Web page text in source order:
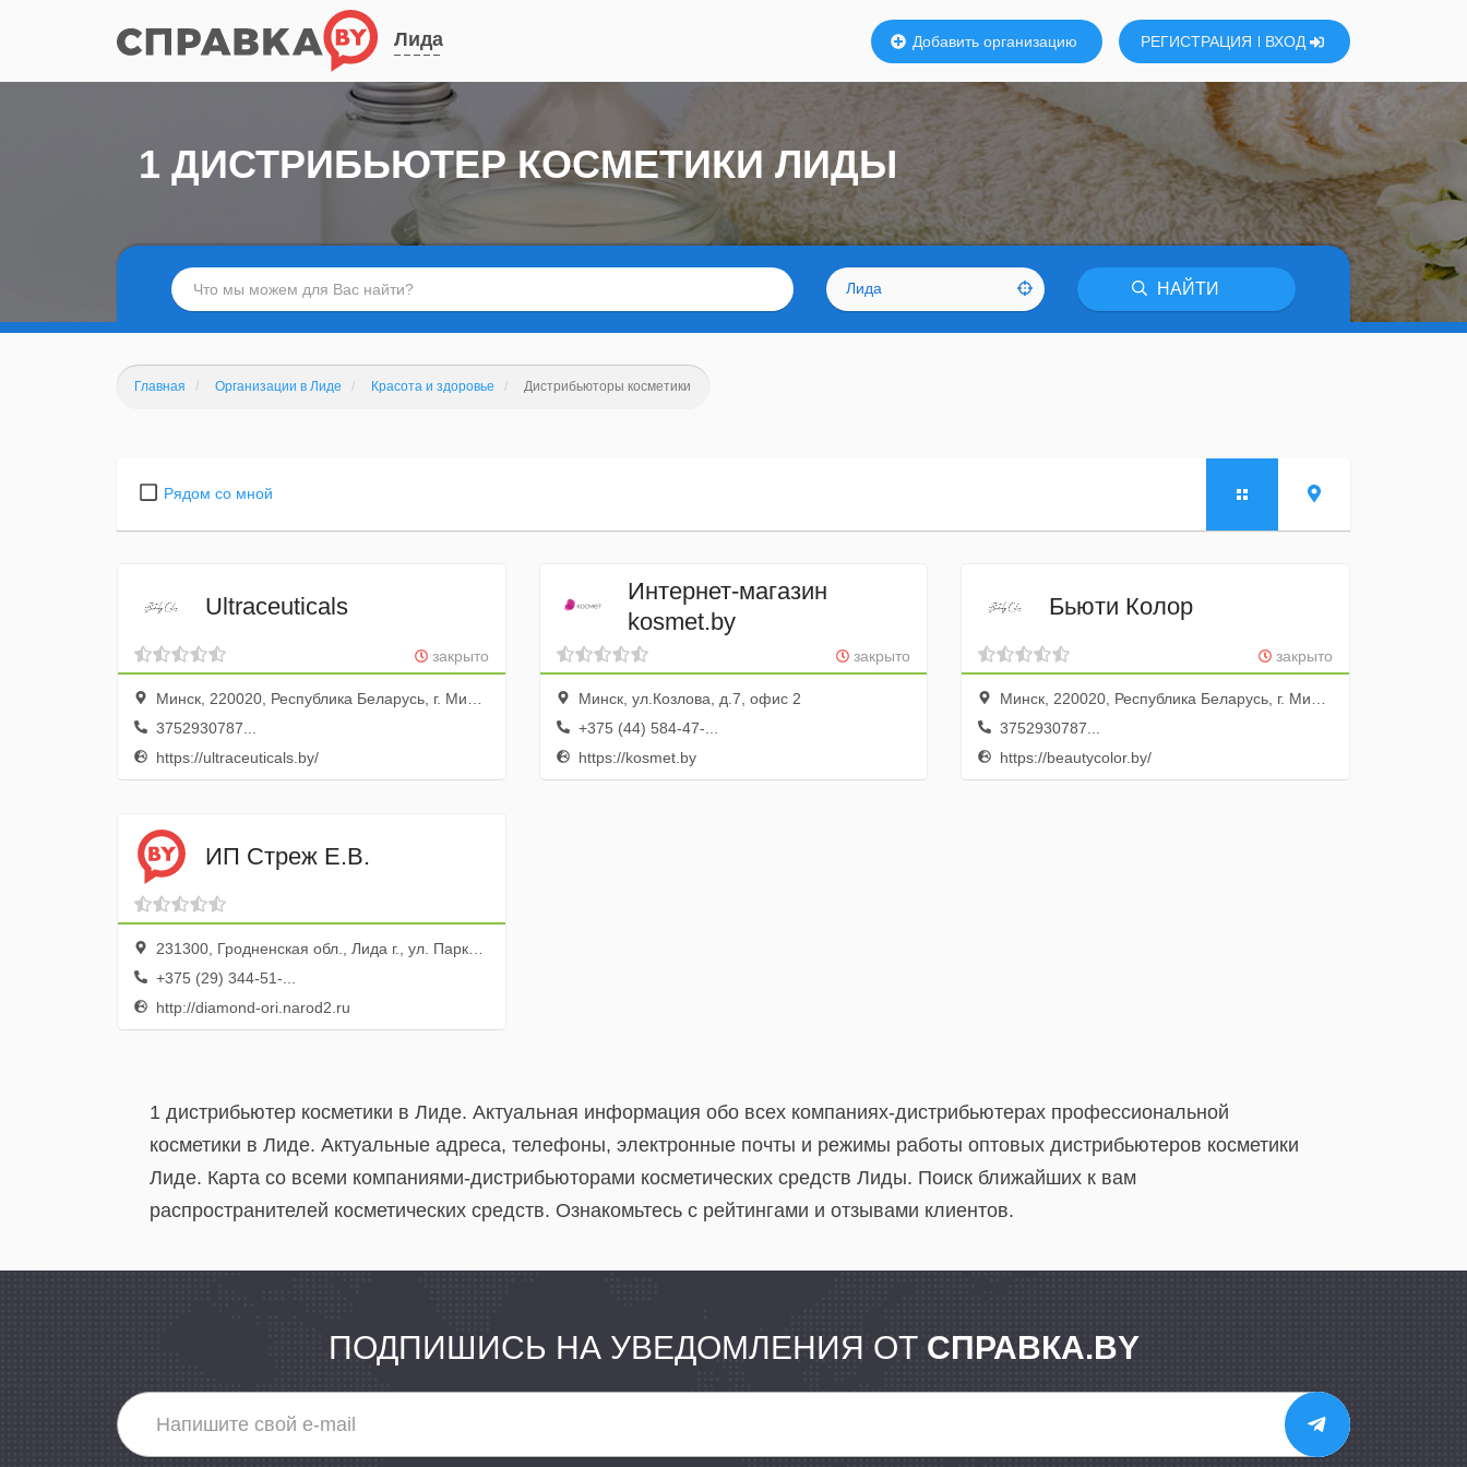
Лида Добавить организацию РЕГИСТРАЦИЯ ВХОД
Лида НАЙТИ
1 ДИСТРИБЬЮТЕР КОСМЕТИКИ ЛИДЫ
Главная Организации в Лиде Красота и здоровье Дистрибьюторы косметики
Рядом со мной
Ultraceuticals
закрыто
Минск, 220020, Республика Беларусь, г. Минск, пр-т Победителей, д. 103, пом. 12 (11 этаж)
3752930787...
https://ultraceuticals.by/
Интернет-магазин
kosmet.by
закрыто
Минск, ул.Козлова, д.7, офис 2
+375 (44) 584-47-...
https://kosmet.by
Бьюти Колор
закрыто
Минск, 220020, Республика Беларусь, г. Минск, пр-т Победителей, д. 103, пом. 12 (11 этаж)
3752930787...
https://beautycolor.by/
ИП Стреж Е.В.
231300, Гродненская обл., Лида г., ул. Парковая, 8
+375 (29) 344-51-...
http://diamond-ori.narod2.ru
1 дистрибьютер косметики в Лиде. Актуальная информация обо всех компаниях-дистрибьютерах профессиональной
косметики в Лиде. Актуальные адреса, телефоны, электронные почты и режимы работы оптовых дистрибьютеров косметики
Лиде. Карта со всеми компаниями-дистрибьюторами косметических средств Лиды. Поиск ближайших к вам
распространителей косметических средств. Ознакомьтесь с рейтингами и отзывами клиентов.
ПОДПИШИСЬ НА УВЕДОМЛЕНИЯ ОТ СПРАВКА.BY